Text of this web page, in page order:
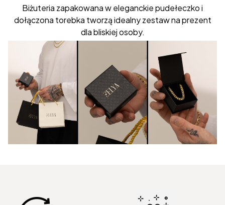
Biżuteria zapakowana w eleganckie pudełeczko i
dołączona torebka tworzą idealny zestaw na prezent
dla bliskiej osoby.